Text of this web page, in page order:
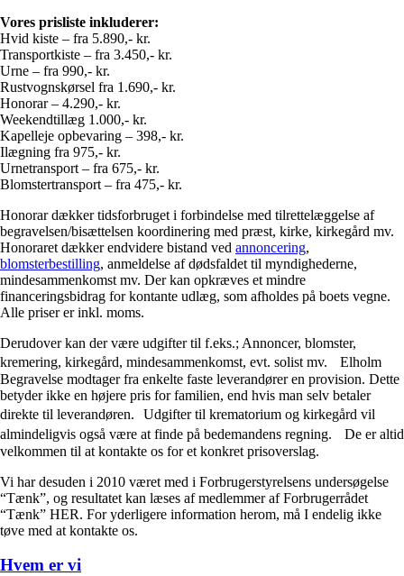
Vores prisliste inkluderer:
Hvid kiste – fra 5.890,- kr.
Transportkiste – fra 3.450,- kr.
Urne – fra 990,- kr.
Rustvognskørsel fra 1.690,- kr.
Honorar – 4.290,- kr.
Weekendtillæg 1.000,- kr.
Kapelleje opbevaring – 398,- kr.
Ilægning fra 975,- kr.
Urnetransport – fra 675,- kr.
Blomstertransport – fra 475,- kr.
Honorar dækker tidsforbruget i forbindelse med tilrettelæggelse af
begravelsen/bisættelsen koordinering med præst, kirke, kirkegård mv.
Honoraret dækker endvidere bistand ved annoncering,
blomsterbestilling, anmeldelse af dødsfaldet til myndighederne,
mindesammenkomst mv. Der kan opkræves et mindre
financeringsbidrag for kontante udlæg, som afholdes på boets vegne.
Alle priser er inkl. moms.
Derudover kan der være udgifter til f.eks.; Annoncer, blomster,
kremering, kirkegård, mindesammenkomst, evt. solist mv. Elholm
Begravelse modtager fra enkelte faste leverandører en provision. Dette
betyder ikke en højere pris for familien, end hvis man selv betaler
direkte til leverandøren. Udgifter til krematorium og kirkegård vil
almindeligvis også være at finde på bedemandens regning. De er altid
velkommen til at kontakte os for et konkret prisoverslag.
Vi har desuden i 2010 været med i Forbrugerstyrelsens undersøgelse
“Tænk”, og resultatet kan læses af medlemmer af Forbrugerrådet
“Tænk” HER. For yderligere information herom, må I endelig ikke
tøve med at kontakte os.
Hvem er vi